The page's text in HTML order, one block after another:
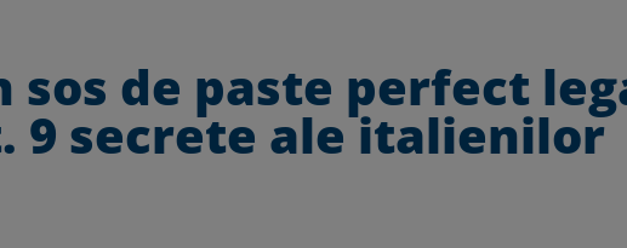
de paste perfect
9 secrete ale italienilor